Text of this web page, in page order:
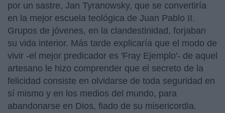
por un sastre, Jan Tyranowsky, que se convertiría
en la mejor escuela teológica de Juan Pablo II.
Grupos de jóvenes, en la clandestinidad, forjaban
su vida interior. Más tarde explicaría que el modo de
vivir -el mejor predicador es 'Fray Ejemplo'- de aquel
artesano le hizo comprender que el secreto de la
felicidad consiste en olvidarse de toda seguridad en
sí mismo y en los medios del mundo, para
abandonarse en Dios, fiado de su misericordia.